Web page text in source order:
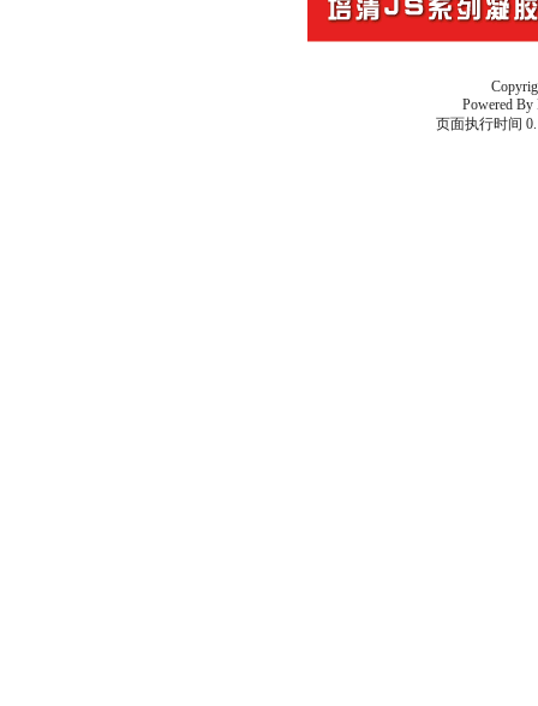
Powered By
页面执行时间